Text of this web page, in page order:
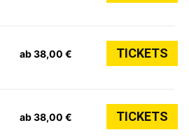
ab 38,00 € TICKETS
ab 38,00 € TICKETS